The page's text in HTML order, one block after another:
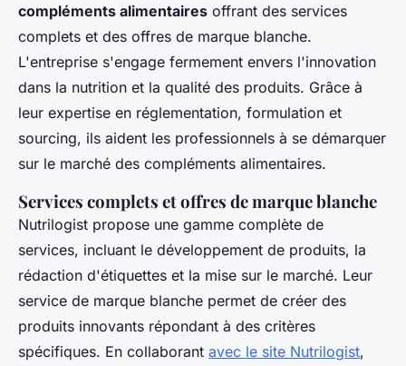
compléments alimentaires offrant des services
complets et des offres de marque blanche.
L'entreprise s'engage fermement envers l'innovation
dans la nutrition et la qualité des produits. Grâce à
leur expertise en réglementation, formulation et
sourcing, ils aident les professionnels à se démarquer
sur le marché des compléments alimentaires.
Services complets et offres de marque blanche
Nutrilogist propose une gamme complète de
services, incluant le développement de produits, la
rédaction d'étiquettes et la mise sur le marché. Leur
service de marque blanche permet de créer des
produits innovants répondant à des critères
spécifiques. En collaborant avec le site Nutrilogist,